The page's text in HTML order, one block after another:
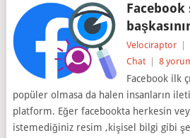
Facebook
Velociraptor
Chat
8
Facebook ilk
popüler olmasa da halen insanların
platform. Eğer facebookta herkesin
istemediğiniz resim ,kişisel bilgi gibi